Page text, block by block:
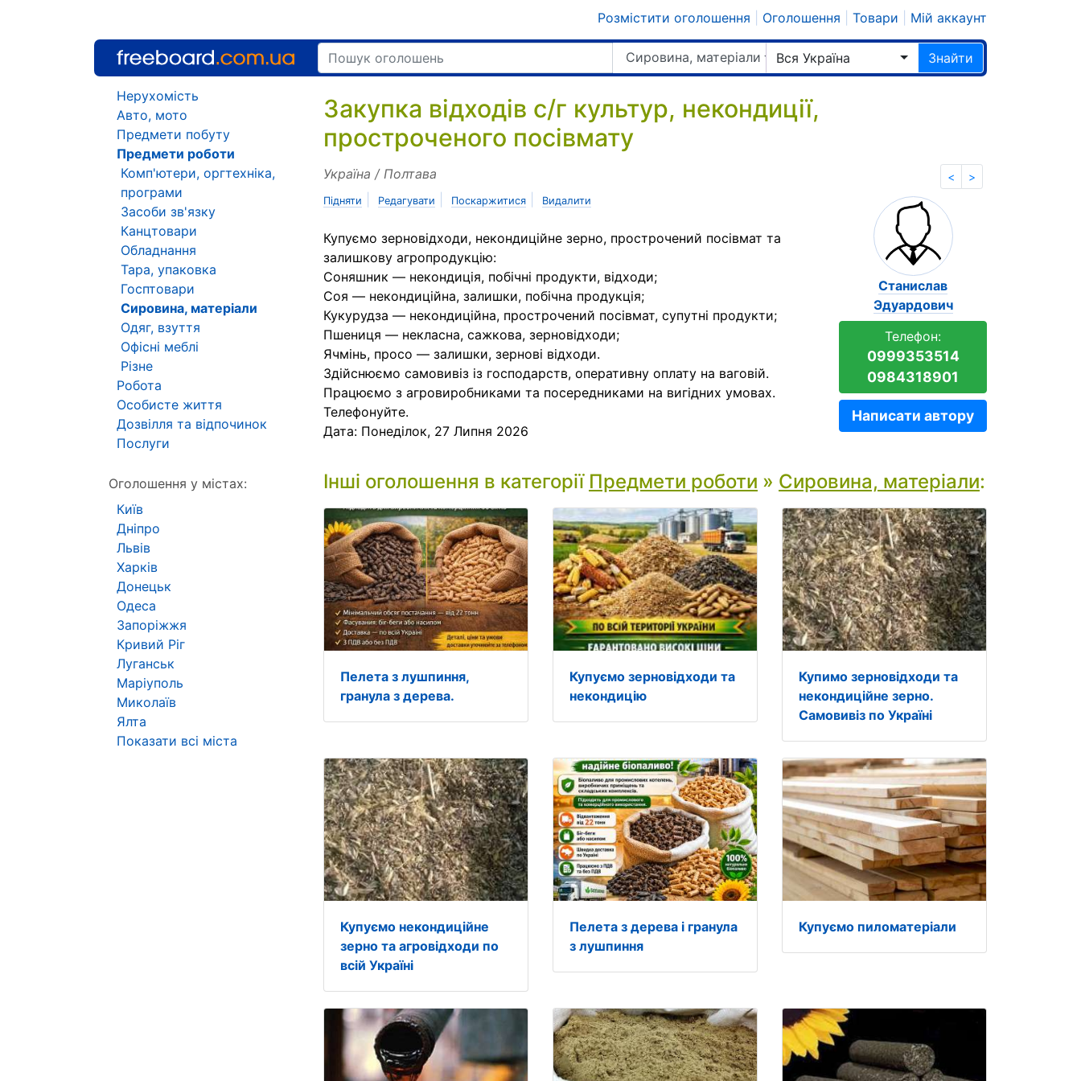
Розмістити оголошення Оголошення Товари Мій аккаунт
Сировина, матеріали Вся Україна Знайти
Закупка відходів с/г культур, некондиції,
простроченого посівмату
< >
Україна / Полтава
Підняти Редагувати Поскаржитися Видалити
Купуємо зерновідходи, некондиційне зерно, прострочений посівмат та
залишкову агропродукцію:
Соняшник — некондиція, побічні продукти, відходи;
Соя — некондиційна, залишки, побічна продукція;
Кукурудза — некондиційна, прострочений посівмат, супутні продукти;
Пшениця — некласна, сажкова, зерновідходи;
Ячмінь, просо — залишки, зернові відходи.
Здійснюємо самовивіз із господарств, оперативну оплату на ваговій.
Працюємо з агровиробниками та посередниками на вигідних умовах.
Телефонуйте.
Дата: Понеділок, 27 Липня 2026
Станислав
Эдуардович
Телефон:
0999353514
0984318901
Написати автору
Інші оголошення в категорії Предмети роботи » Сировина, матеріали:
Пелета з лушпиння,
гранула з дерева.
Купуємо зерновідходи та
некондицію
Купимо зерновідходи та
некондиційне зерно.
Самовивіз по Україні
Купуємо некондиційне
зерно та агровідходи по
всій Україні
Пелета з дерева і гранула
з лушпиння
Купуємо пиломатеріали
Нерухомість
Авто, мото
Предмети побуту
Предмети роботи
Комп'ютери, оргтехніка,
програми
Засоби зв'язку
Канцтовари
Обладнання
Тара, упаковка
Госптовари
Сировина, матеріали
Одяг, взуття
Офісні меблі
Різне
Робота
Особисте життя
Дозвілля та відпочинок
Послуги
Оголошення у містах:
Київ
Дніпро
Львів
Харків
Донецьк
Одеса
Запоріжжя
Кривий Ріг
Луганськ
Маріуполь
Миколаїв
Ялта
Показати всі міста